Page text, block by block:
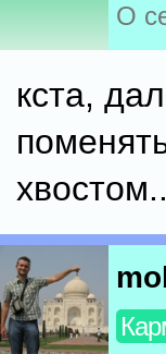
О
кста,